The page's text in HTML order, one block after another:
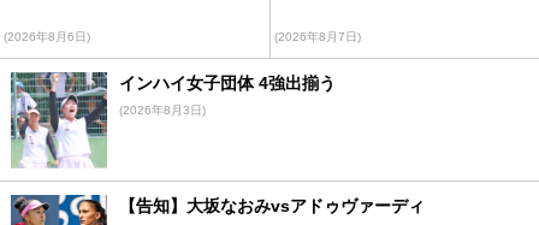
(2026年8月6日) (2026年8月7日)
インハイ女子団体 4強出揃う
(2026年8月3日)
【告知】大坂なおみvsアドゥヴァーディ